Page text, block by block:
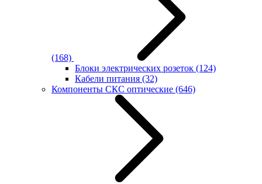
(168)
Блоки электрических розеток (124)
Кабели питания (32)
Компоненты СКС оптические (646)